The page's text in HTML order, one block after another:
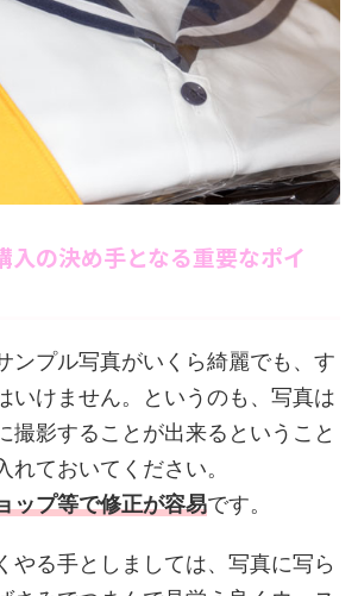
入の決め手となる重要なポイ
ンプル写真がいくら綺麗でも、す
いけません。というのも、写真は
撮影することが出来るということ
れておいてください。
ップ等で修正が容易です。
やる手としましては、写真に写ら